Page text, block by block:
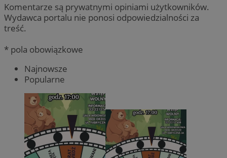
Komentarze są prywatnymi opiniami użytkowników.
Wydawca portalu nie ponosi odpowiedzialności za
treść.
* pola obowiązkowe
Najnowsze
Popularne